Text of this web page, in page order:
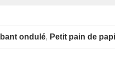
ondulé, Petit pain de